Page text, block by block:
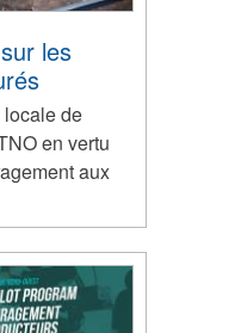
les
locale de
en vertu
aux